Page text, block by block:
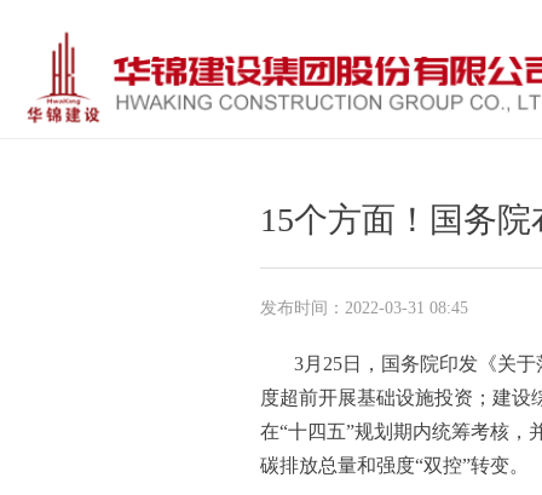
15个方面！国务
发布时间： 2022-03-31 08:45
3月25日，国务院印发《关
度超前开展基础设施投资；建
在“十四五”规划期内统筹考核，
碳排放总量和强度“双控”转变。